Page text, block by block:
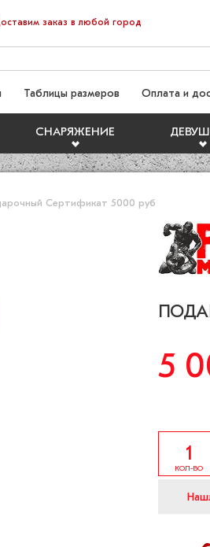
заказ в любой город
СНАРЯЖЕНИЕ
Таблицы размеров Оплата и
Сертификат 5000 руб
5
КОЛ-ВО